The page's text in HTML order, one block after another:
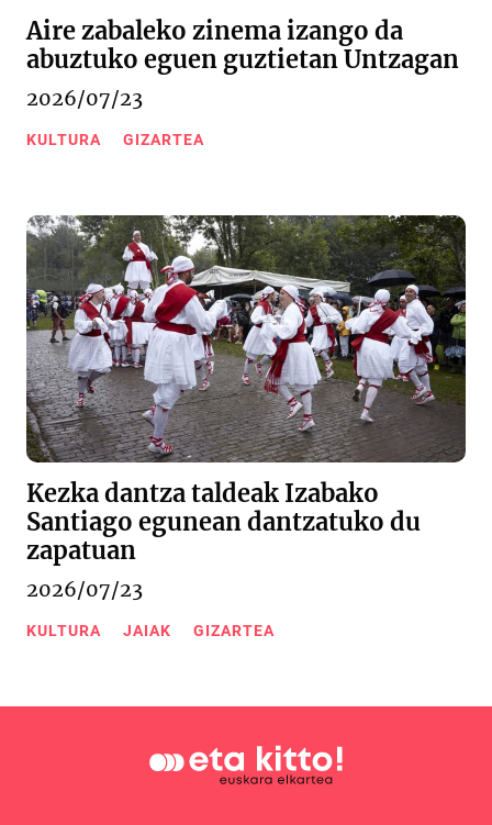
Aire zabaleko zinema izango da
abuztuko eguen guztietan Untzagan
2026/07/23
KULTURA GIZARTEA
Kezka dantza taldeak Izabako
Santiago egunean dantzatuko du
zapatuan
2026/07/23
KULTURA JAIAK GIZARTEA